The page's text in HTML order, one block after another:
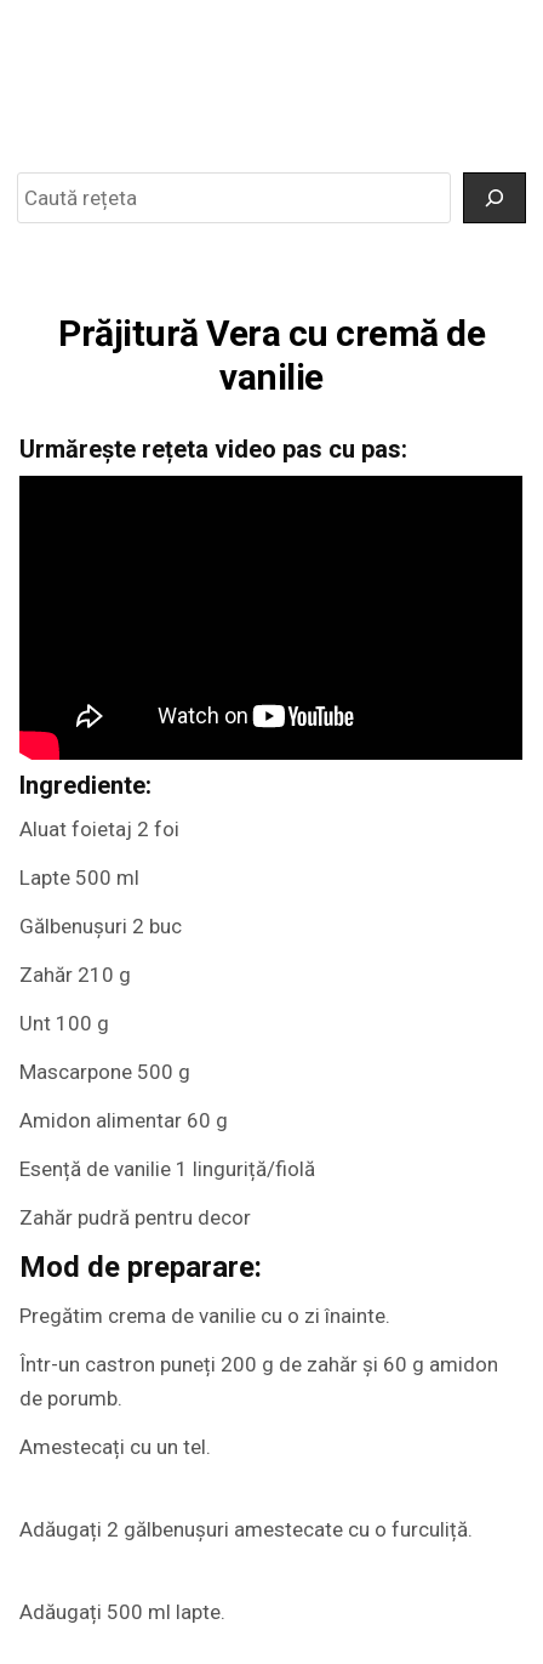
Prăjitură Vera cu cremă de
vanilie
Urmărește rețeta video pas cu pas:
Ingrediente:
Aluat foietaj 2 foi
Lapte 500 ml
Gălbenușuri 2 buc
Zahăr 210 g
Unt 100 g
Mascarpone 500 g
Amidon alimentar 60 g
Esență de vanilie 1 linguriță/fiolă
Zahăr pudră pentru decor
Mod de preparare:
Pregătim crema de vanilie cu o zi înainte.
Într-un castron puneți 200 g de zahăr și 60 g amidon
de porumb.
Amestecați cu un tel.
Adăugați 2 gălbenușuri amestecate cu o furculiță.
Adăugați 500 ml lapte.